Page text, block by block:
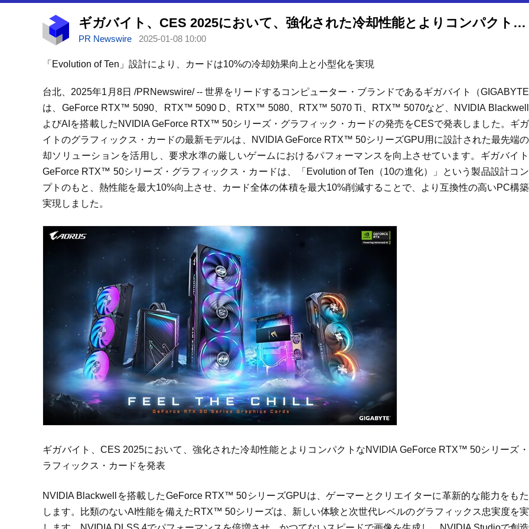
ギガバイト、CES 2025において、強化された冷却性能とよりコンパクトなNVIDIA GeForce RTX™ 50シリーズ・グラフィックス・カードを発表
PR Newswire 2025-01-08 10:00
「 Evolution of Ten 」設計により、カードは10%の冷却効果向上と小型化を実現
台北、2025年1月8日 /PRNewswire/ -- 世界をリードするコンピューター・ブランドであるギガバイト（GIGABYTE
は、GeForce RTX™ 5090、RTX™ 5090 D、RTX™ 5080、RTX™ 5070 Ti、RTX™ 5070など、NVIDIA
よびAIを搭載したNVIDIA GeForce RTX™ 50シリーズ・グラフィック・カードの発売をCESで発表しました。ギ
イトのグラフィックス・カードの最新モデルは、NVIDIA GeForce RTX™ 50シリーズGPU用に設計された最先端
却ソリューションを活用し、要求水準の厳しいゲームにおけるパフォーマンスを向上させています。ギガバイ
GeForce RTX™ 50シリーズ・グラフィックス・カードは、「Evolution of Ten（10の進化）」という製品設計コ
プトのもと、熱性能を最大10%向上させ、カード全体の体積を最大10%削減することで、より互換性の高いPC構
実現しました。
ギガバイト、CES 2025において、強化された冷却性能とよりコンパクトなNVIDIA GeForce RTX™ 50シリーズ
ラフィックス・カードを発表
NVIDIA Blackwellを搭載したGeForce RTX™ 50シリーズGPUは、ゲーマーとクリエイターに革新的な能力をも
します。比類のないAI性能を備えたRTX™ 50シリーズは、新しい体験と次世代レベルのグラフィックス忠実度を